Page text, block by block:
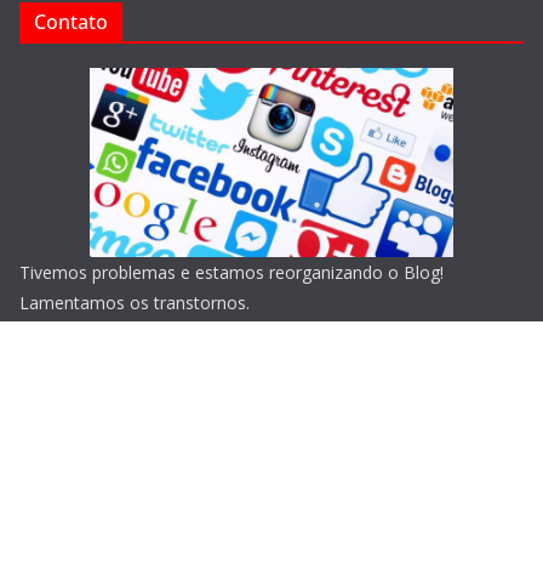
Contato
Tivemos problemas e estamos reorganizando o Blog!
Lamentamos os transtornos.